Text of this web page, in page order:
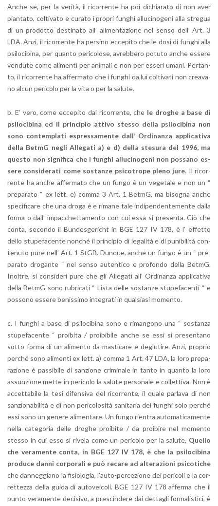
Anche se, per la ve­ri­tà, il ri­cor­ren­te ha poi di­chia­ra­to di non aver
pian­ta­to, col­ti­va­to e cu­ra­to i pro­pri fun­ghi al­lu­ci­no­ge­ni alla stre­gua
di un pro­dot­to de­sti­na­to all’ ali­men­ta­zio­ne nel senso dell’ Art. 3
LDA. Anzi, il ri­cor­ren­te ha per­si­no ec­ce­pi­to che le dosi di fun­ghi alla
psi­lo­ci­bi­na, per quan­to pe­ri­co­lo­se, avreb­be­ro po­tu­to anche es­se­re
ven­du­te come ali­men­ti per ani­ma­li e non per es­se­ri umani. Per­tan­
to, il ri­cor­ren­te ha af­fer­ma­to che i fun­ghi da lui col­ti­va­ti non crea­va­
no alcun pe­ri­co­lo per la vita o per la sa­lu­te.
b. E’ vero, come ec­ce­pi­to dal ri­cor­ren­te, che le dro­ghe a base di
psi­lo­ci­bi­na ed il prin­ci­pio at­ti­vo stes­so della psi­lo­ci­bi­na non
sono con­tem­pla­ti espres­sa­men­te dall’ Or­di­nan­za ap­pli­ca­ti­va
della BetmG negli Al­le­ga­ti a) e d) della ste­su­ra del 1996, ma
que­sto non si­gni­fi­ca che i fun­ghi al­lu­ci­no­ge­ni non pos­sa­no es­
se­re con­si­de­ra­ti come so­stan­ze psi­co­tro­pe pleno jure. Il ri­cor­
ren­te ha anche af­fer­ma­to che un fungo è un ve­ge­ta­le e non un “
pre­pa­ra­to “ ex lett. e) comma 3 Art. 1 BetmG, ma bi­so­gna anche
spe­ci­fi­ca­re che una droga è e ri­ma­ne tale in­di­pen­den­te­men­te dalla
forma o dall’ im­pac­chet­ta­men­to con cui essa si pre­sen­ta. Ciò che
conta, se­con­do il Bun­de­sge­ri­cht in BGE 127 IV 178, è l’ ef­fet­to
dello stu­pe­fa­cen­te non­ché il prin­ci­pio di le­ga­li­tà e di pu­ni­bi­li­tà con­
te­nu­to pure nell’ Art. 1 StGB. Dun­que, anche un fungo è un “ pre­
pa­ra­to dro­gan­te “ nel senso au­ten­ti­co e pro­fon­do della BetmG.
Inol­tre, si con­si­de­ri pure che gli Al­le­ga­ti all’ Or­di­nan­za ap­pli­ca­ti­va
della BetmG sono ru­bri­ca­ti “ Lista delle so­stan­ze stu­pe­fa­cen­ti “ e
pos­so­no es­se­re be­nis­si­mo in­te­gra­ti in qual­sia­si mo­men­to.
c. I fun­ghi a base di psi­lo­ci­bi­na sono e ri­man­go­no una “ so­stan­za
stu­pe­fa­cen­te “ proi­bi­ta / proi­bi­bi­le anche se essi si pre­sen­ta­no
sotto forma di un ali­men­to da ma­sti­ca­re e de­glu­ti­re. Anzi, pro­prio
per­ché sono ali­men­ti ex lett. a) comma 1 Art. 47 LDA, la loro pre­pa­
ra­zio­ne è pas­si­bi­le di san­zio­ne cri­mi­na­le in tanto in quan­to la loro
as­sun­zio­ne mette in pe­ri­co­lo la sa­lu­te per­so­na­le e col­let­ti­va. Non è
ac­cet­ta­bi­le la tesi di­fen­si­va del ri­cor­ren­te, il quale par­la­va di non
san­zio­na­bi­li­tà e di non pe­ri­co­lo­si­tà sa­ni­ta­ria dei fun­ghi solo per­ché
essi sono un ge­ne­re ali­men­ta­re. Un fungo rien­tra au­to­ma­ti­ca­men­te
nella ca­te­go­ria delle dro­ghe proi­bi­te / da proi­bi­re nel mo­men­to
stes­so in cui esso si ri­ve­la come un pe­ri­co­lo per la sa­lu­te. Quel­lo
che ve­ra­men­te conta, in BGE 127 IV 178, è che la psi­lo­ci­bi­na
pro­du­ce danni cor­po­ra­li e può re­ca­re ad al­te­ra­zio­ni psi­co­ti­che
che dan­neg­gia­no la fi­sio­lo­gia, l’au­to-per­ce­zio­ne dei pe­ri­co­li e la cor­
ret­tez­za della guida di au­to­vei­co­li. BGE 127 IV 178 af­fer­ma che il
punto ve­ra­men­te de­ci­si­vo, a pre­scin­de­re dai det­ta­gli for­ma­li­sti­ci, è